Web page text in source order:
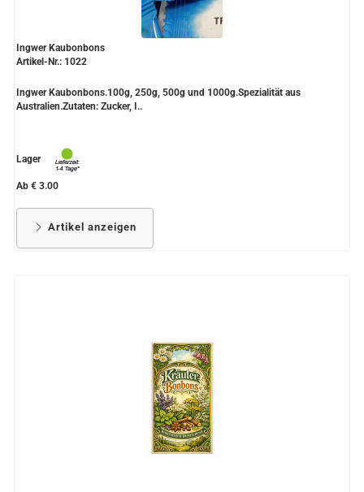
Ingwer Kaubonbons
Artikel-Nr.: 1022
Ingwer Kaubonbons.100g, 250g, 500g und 1000g.Spezialität aus
Australien.Zutaten: Zucker, I..
Lager
Ab € 3.00
Artikel anzeigen